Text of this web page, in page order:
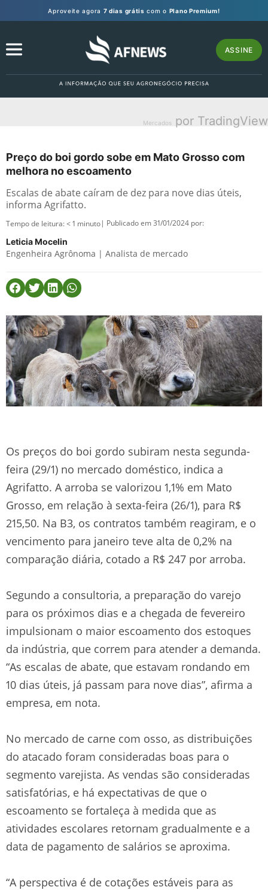
Aproveite agora 7 dias grátis com o Plano Premium!
ASSINE
Mercados por TradingView
Preço do boi gordo sobe em Mato Grosso com
melhora no escoamento
Escalas de abate caíram de dez para nove dias úteis,
informa Agrifatto.
Tempo de leitura:< 1 minuto| Publicado em 31/01/2024 por:
Leticia Mocelin
Engenheira Agrônoma | Analista de mercado
Os preços do boi gordo subiram nesta segunda-
feira (29/1) no mercado doméstico, indica a
Agrifatto. A arroba se valorizou 1,1% em Mato
Grosso, em relação à sexta-feira (26/1), para R$
215,50. Na B3, os contratos também reagiram, e o
vencimento para janeiro teve alta de 0,2% na
comparação diária, cotado a R$ 247 por arroba.
Segundo a consultoria, a preparação do varejo
para os próximos dias e a chegada de fevereiro
impulsionam o maior escoamento dos estoques
da indústria, que correm para atender a demanda.
“As escalas de abate, que estavam rondando em
10 dias úteis, já passam para nove dias”, afirma a
empresa, em nota.
No mercado de carne com osso, as distribuições
do atacado foram consideradas boas para o
segmento varejista. As vendas são consideradas
satisfatórias, e há expectativas de que o
escoamento se fortaleça à medida que as
atividades escolares retornam gradualmente e a
data de pagamento de salários se aproxima.
“A perspectiva é de cotações estáveis para as